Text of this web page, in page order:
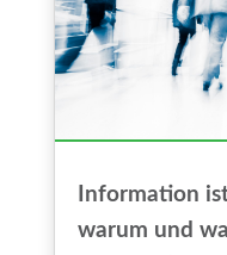
Information
warum und